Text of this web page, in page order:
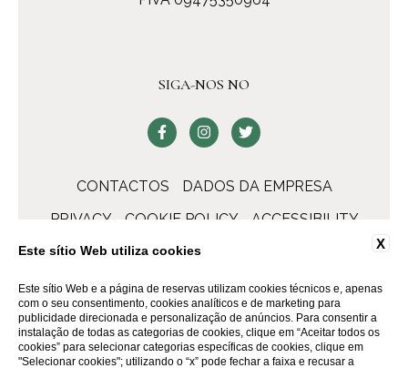
SIGA-NOS NO
CONTACTOS
DADOS DA EMPRESA
PRIVACY
COOKIE POLICY ACCESSIBILITY
X
Este sítio Web utiliza cookies
Este sítio Web e a página de reservas utilizam cookies técnicos e, apenas
com o seu consentimento, cookies analíticos e de marketing para
publicidade direcionada e personalização de anúncios. Para consentir a
instalação de todas as categorias de cookies, clique em “Aceitar todos os
cookies” para selecionar categorias específicas de cookies, clique em
"Selecionar cookies"; utilizando o “x” pode fechar a faixa e recusar a